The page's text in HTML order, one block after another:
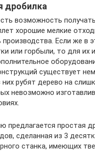
дробилка
возможность
хорошие мелкие
производства. Если же в
или горбыли, то для их
существует
рубят дерево на
невозможно
предлагается простая
сделанная из 3
станка, имеющих